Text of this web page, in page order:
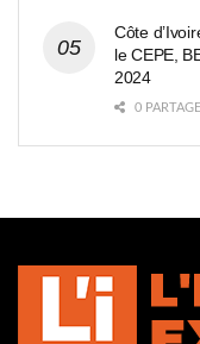
Côte
le CEPE,
2024
0